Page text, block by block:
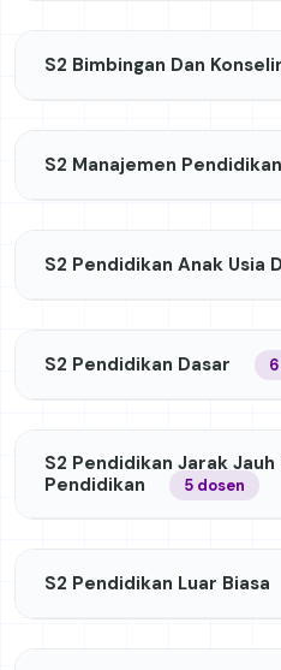
S2 Bimbingan Dan
S2 Manajemen Pendidikan
S2 Pendidikan Anak Usia
S2 Pendidikan Dasar
S2 Pendidikan Jarak
Pendidikan
5 dosen
S2 Pendidikan Luar Biasa